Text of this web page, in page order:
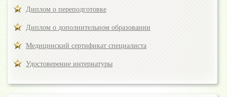
Диплом о переподготовке
Диплом о дополнительном образовании
Медицинский сертификат специалиста
Удостоверение интернатуры